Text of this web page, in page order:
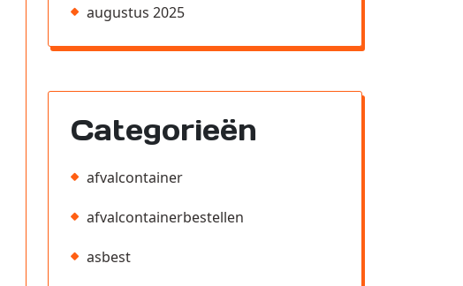
augustus 2025
Categorieën
afvalcontainer
afvalcontainerbestellen
asbest